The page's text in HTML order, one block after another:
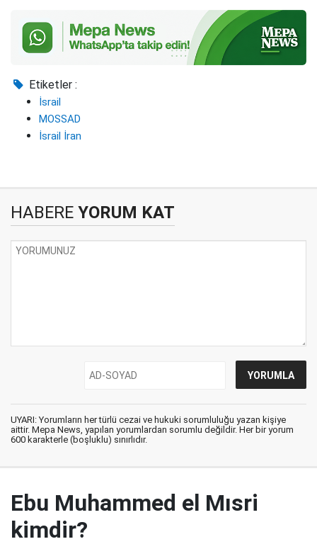
Etiketler :
İsrail
MOSSAD
İsrail İran
HABERE YORUM KAT
UYARI: Yorumların her türlü cezai ve hukuki sorumluluğu yazan kişiye
aittir. Mepa News, yapılan yorumlardan sorumlu değildir. Her bir yorum
600 karakterle (boşluklu) sınırlıdır.
Ebu Muhammed el Mısri
kimdir?